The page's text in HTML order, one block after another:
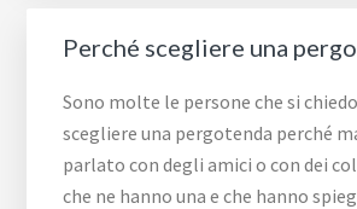
Perché scegliere una
Sono molte le persone che si
scegliere una pergotenda perché
parlato con degli amici o con dei
che ne hanno una e che hanno